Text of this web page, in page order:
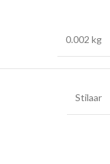
0.002 kg
Stilaar